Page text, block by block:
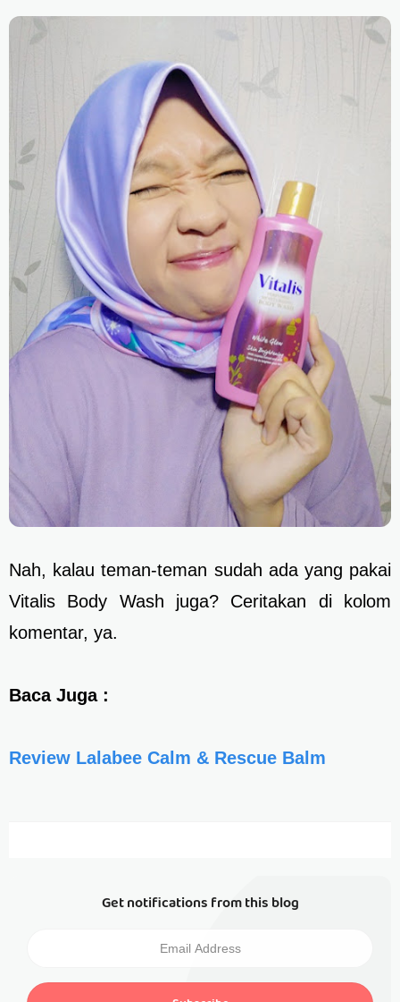
Nah, kalau teman-teman sudah ada yang pakai
Vitalis Body Wash juga? Ceritakan di kolom
komentar, ya.
Baca Juga :
Review Lalabee Calm & Rescue Balm
Get notifications from this blog